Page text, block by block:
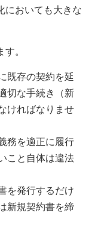
においても大きな
。
既存の契約を延
切な手続き（新
ければなりませ
務を適正に履行
こと自体は違法
を発行するだけ
新規契約書を締